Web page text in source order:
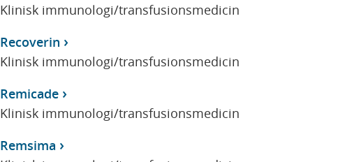
Klinisk immunologi/transfusionsmedicin
Recoverin
Klinisk immunologi/transfusionsmedicin
Remicade
Klinisk immunologi/transfusionsmedicin
Remsima